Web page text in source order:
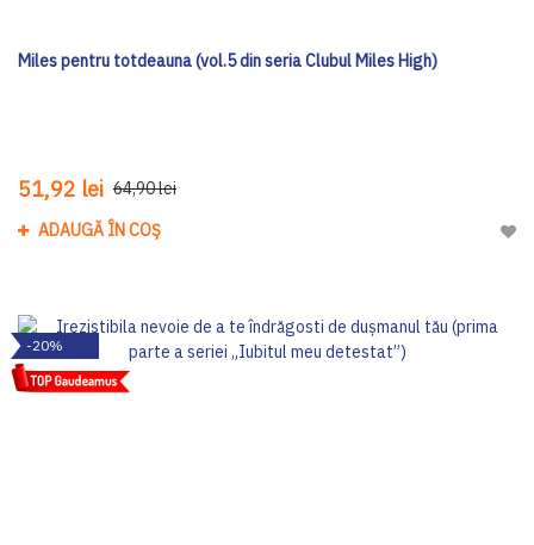
Miles pentru totdeauna (vol.5 din seria Clubul Miles High)
51,92 lei 64,90 lei
ADAUGĂ ÎN COȘ
-20%